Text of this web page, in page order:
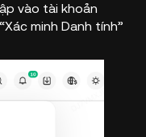
vào tài khoản
minh Danh tính”